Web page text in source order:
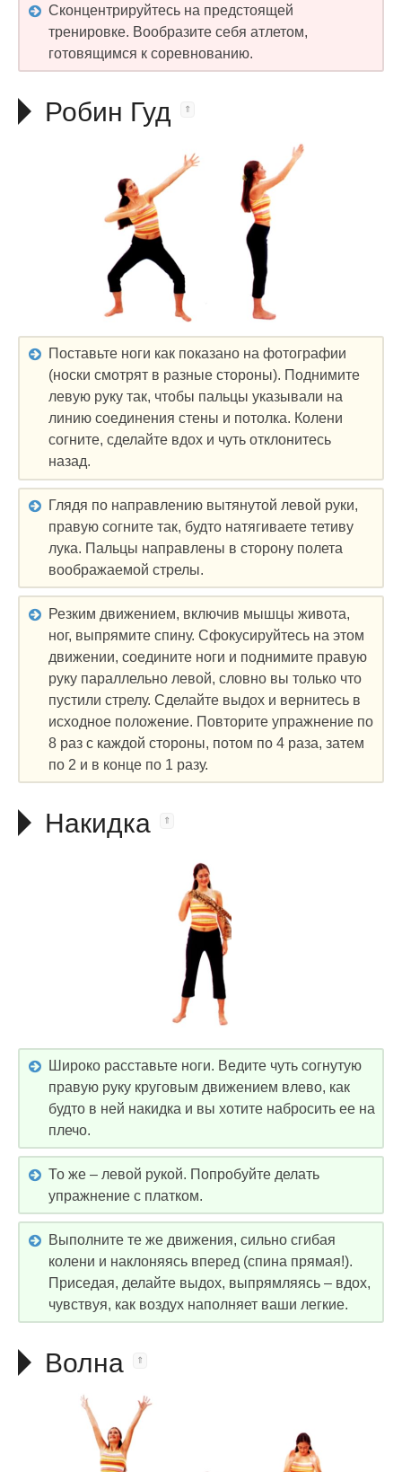
Сконцентрируйтесь на предстоящей
тренировке. Вообразите себя атлетом,
готовящимся к соревнованию.
Робин Гуд
Поставьте ноги как показано на фотографии
(носки смотрят в разные стороны). Поднимите
левую руку так, чтобы пальцы указывали на
линию соединения стены и потолка. Колени
согните, сделайте вдох и чуть отклонитесь
назад.
Глядя по направлению вытянутой левой руки,
правую согните так, будто натягиваете тетиву
лука. Пальцы направлены в сторону полета
воображаемой стрелы.
Резким движением, включив мышцы живота,
ног, выпрямите спину. Сфокусируйтесь на этом
движении, соедините ноги и поднимите правую
руку параллельно левой, словно вы только что
пустили стрелу. Сделайте выдох и вернитесь в
исходное положение. Повторите упражнение по
8 раз с каждой стороны, потом по 4 раза, затем
по 2 и в конце по 1 разу.
Накидка
Широко расставьте ноги. Ведите чуть согнутую
правую руку круговым движением влево, как
будто в ней накидка и вы хотите набросить ее на
плечо.
То же – левой рукой. Попробуйте делать
упражнение с платком.
Выполните те же движения, сильно сгибая
колени и наклоняясь вперед (спина прямая!).
Приседая, делайте выдох, выпрямляясь – вдох,
чувствуя, как воздух наполняет ваши легкие.
Волна